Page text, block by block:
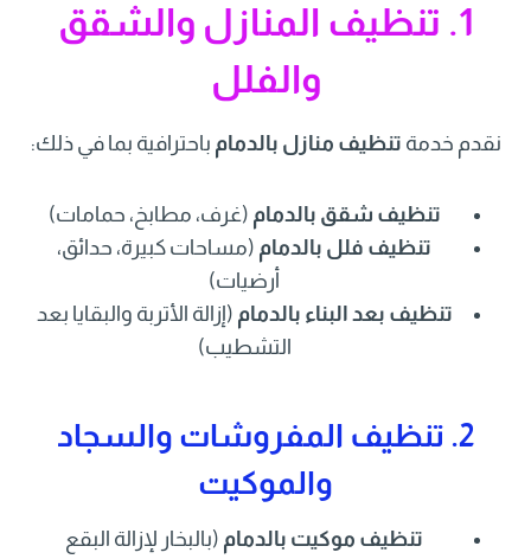
1. تنظيف المنازل والشقق
والفلل
نقدم خدمة تنظيف منازل بالدمام باحترافية بما في ذلك:
تنظيف شقق بالدمام (غرف، مطابخ، حمامات)
تنظيف فلل بالدمام (مساحات كبيرة، حدائق،
أرضيات)
تنظيف بعد البناء بالدمام (إزالة الأتربة والبقايا بعد
التشطيب)
2. تنظيف المفروشات والسجاد
والموكيت
تنظيف موكيت بالدمام (بالبخار لإزالة البقع